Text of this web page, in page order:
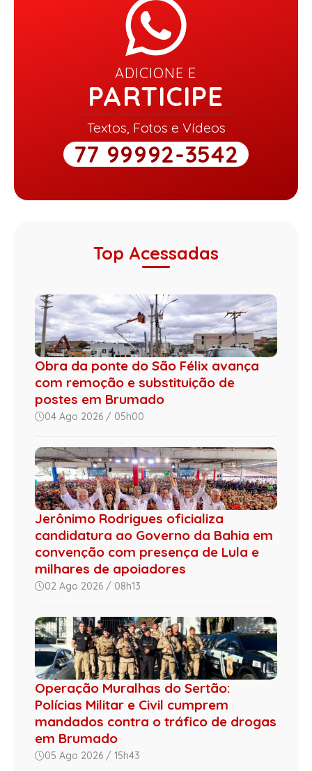
ADICIONE E
PARTICIPE
Textos, Fotos e Vídeos
77 99992-3542
Top Acessadas
Obra da ponte do São Félix avança
com remoção e substituição de
postes em Brumado
04 Ago 2026 / 05h00
Jerônimo Rodrigues oficializa
candidatura ao Governo da Bahia em
convenção com presença de Lula e
milhares de apoiadores
02 Ago 2026 / 08h13
Operação Muralhas do Sertão:
Polícias Militar e Civil cumprem
mandados contra o tráfico de drogas
em Brumado
05 Ago 2026 / 15h43